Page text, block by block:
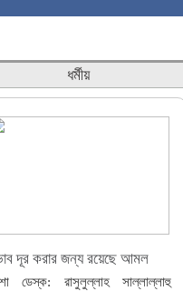
ধর্মীয়
দূর করার জন্য রয়েছে আমল
ডেস্ক: রাসুলুল্লাহ সাল্লাল্লাহু